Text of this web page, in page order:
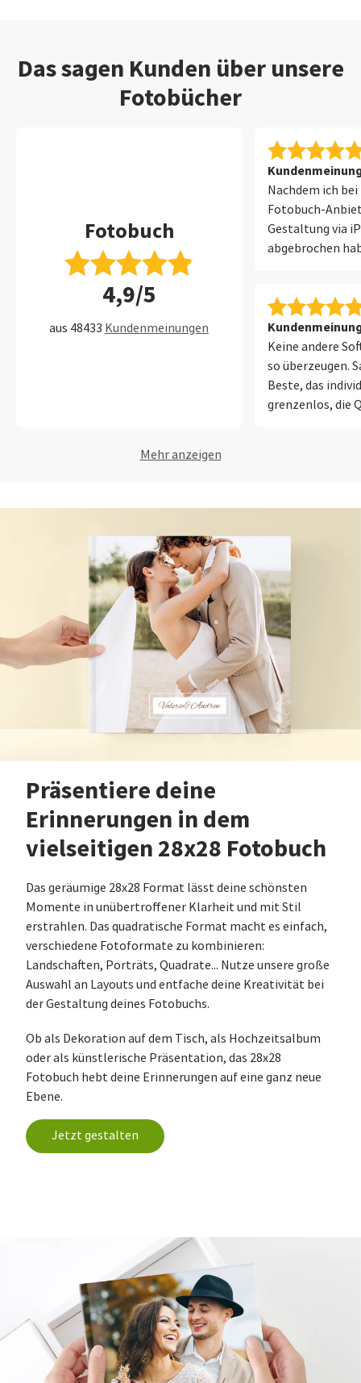
Das sagen Kunden über unsere
Fotobücher
Fotobuch
4,9/5
aus 48433 Kundenmeinungen
Nachdem ich
Fotobuch-
Gestaltung via
abgebrochen
Keine andere
so überzeugen.
Beste, das
grenzenlos, die
Mehr anzeigen
Präsentiere deine
Erinnerungen in dem
vielseitigen 28x28 Fotobuch
Das geräumige 28x28 Format lässt deine schönsten
Momente in unübertroffener Klarheit und mit Stil
erstrahlen. Das quadratische Format macht es einfach,
verschiedene Fotoformate zu kombinieren:
Landschaften, Porträts, Quadrate... Nutze unsere große
Auswahl an Layouts und entfache deine Kreativität bei
der Gestaltung deines Fotobuchs.
Ob als Dekoration auf dem Tisch, als Hochzeitsalbum
oder als künstlerische Präsentation, das 28x28
Fotobuch hebt deine Erinnerungen auf eine ganz neue
Ebene.
Jetzt gestalten